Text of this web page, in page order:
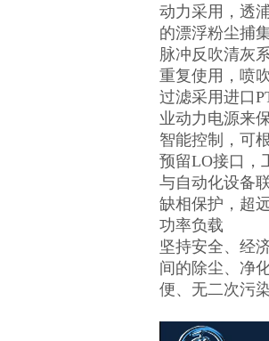
动力采用，透
的漂浮粉尘捕
脉冲反吹清灰
重复使用，喷
过滤采用进口
业动力电源来
智能控制，可
预留LO接口，
与自动化设备
缺相保护，超
功率负载
坚持安全、经
间的除尘、净
便、无二次污